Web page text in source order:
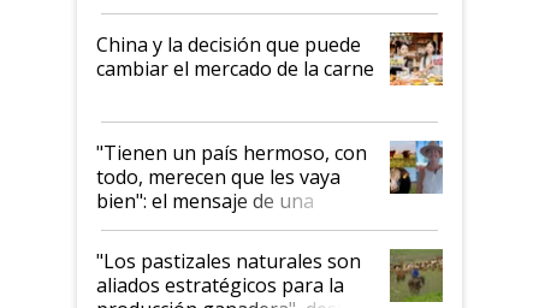
China y la decisión que puede
cambiar el mercado de la carne
"Tienen un país hermoso, con
todo, merecen que les vaya
bien": el mensaje de una
ganadera uruguaya sobre las
oportunidades que se abren
para el agro en Argentina, con
foco en la carne
"Los pastizales naturales son
aliados estratégicos para la